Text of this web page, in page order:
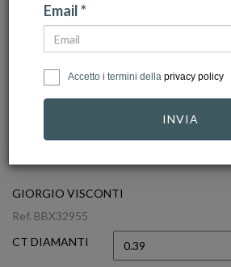
click to zoom
GIORGIO VISCONTI
Ref. BBX32955
CT DIAMANTI
Email *
Accetto i termini della privacy policy
INVIA